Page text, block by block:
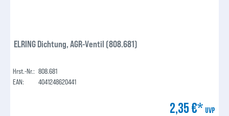
ELRING Dichtung, AGR-Ventil (808.681)
Hrst.-Nr.: 808.681
EAN:
4041248620441
2,35 €* UVP